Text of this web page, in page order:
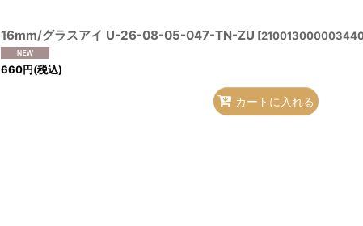
16mm/グラスアイ U-26-08-05-047-TN-ZU [
660円(税込)
カートに入れる